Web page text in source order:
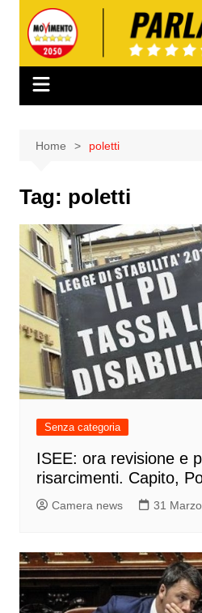
contenuto
Home poletti
Tag: poletti
Senza categoria
ISEE: ora revisione e
risarcimenti. Capito,
Camera news 31